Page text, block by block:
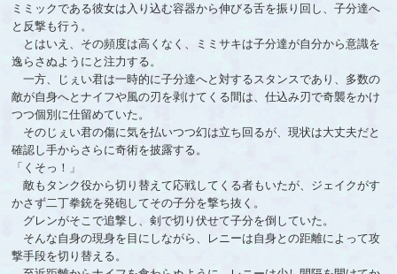
ミミックである彼女は入り込む容器から伸びる舌を振り回し、子分達へ
と反撃も行う。
とはいえ、その頻度は高くなく、ミミサキは子分達が自分から意識を
逸らさぬようにと注力する。
一方、じぇい君は一時的に子分達へと対するスタンスであり、多数の
敵が自身へとナイフや風の刃を剥けてくる間は、仕込み刃で奇襲をかけ
つつ個別に仕留めていた。
そのじぇい君の傷に気を払いつつ幻は立ち回るが、現状は大丈夫だと
確認し手からさらに奇術を披露する。
「くそっ！」
敵もタンク役から切り替えて応戦してくる者もいたが、ジェイクがす
かさず二丁拳銃を発砲してその子分を撃ち抜く。
グレンがそこで追撃し、剣で切り伏せて子分を倒していた。
そんな自身の現身を目にしながら、レニーは自身との距離によって攻
撃手段を切り替える。